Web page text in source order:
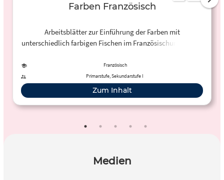
Farben Französisch
Arbeitsblätter zur Einführung der Farben mit
unterschiedlich farbigen Fischen im Französischunterricht.
Französisch
Primarstufe, Sekundarstufe I
Zum Inhalt
Medien